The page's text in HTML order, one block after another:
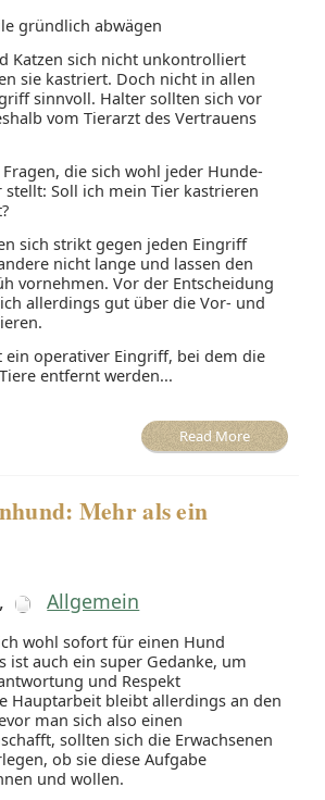
gründlich abwägen
Katzen sich nicht unkontrolliert
sie kastriert. Doch nicht in allen
sinnvoll. Halter sollten sich vor
vom Tierarzt des Vertrauens
die sich wohl jeder Hunde-
stellt: Soll ich mein Tier kastrieren
sich strikt gegen jeden Eingriff
nicht lange und lassen den
vornehmen. Vor der Entscheidung
allerdings gut über die Vor- und
ein operativer Eingriff, bei dem die
entfernt werden...
Read More
Mehr als ein
, Allgemein
wohl sofort für einen Hund
ist auch ein super Gedanke, um
und Respekt
Hauptarbeit bleibt allerdings an den
man sich also einen
sollten sich die Erwachsenen
ob sie diese Aufgabe
und wollen.